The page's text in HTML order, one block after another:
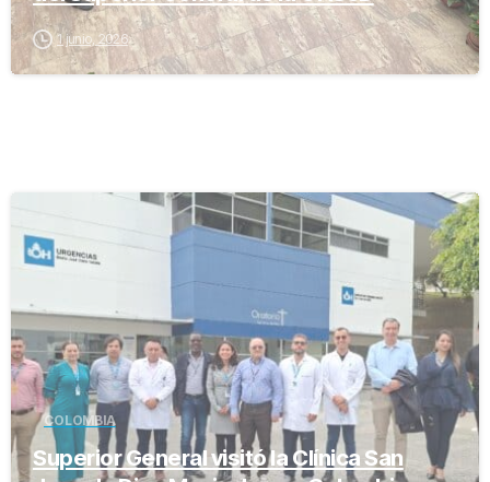
1 junio, 2026
-
COLOMBIA
Superior General visitó la Clínica San